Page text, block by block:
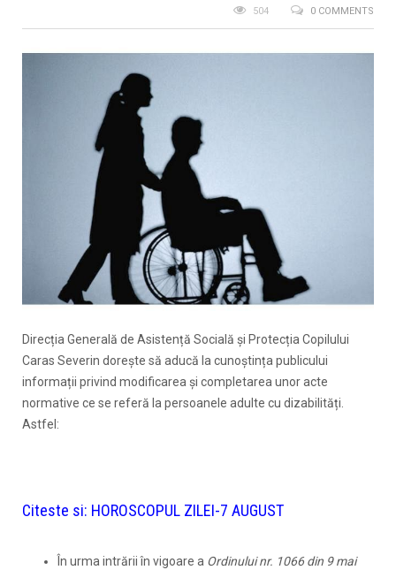
0 COMMENTS
504
Direcția Generală de Asistență Socială și Protecția Copilului
Caras Severin dorește să aducă la cunoștința publicului
informații privind modificarea și completarea unor acte
normative ce se referă la persoanele adulte cu dizabilități.
Astfel:
Citeste si: HOROSCOPUL ZILEI-7 AUGUST
În urma intrării în vigoare a Ordinului nr. 1066 din 9 mai